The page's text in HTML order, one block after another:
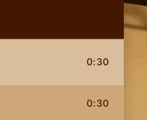
0:30
0:30